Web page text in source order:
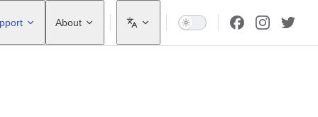
About